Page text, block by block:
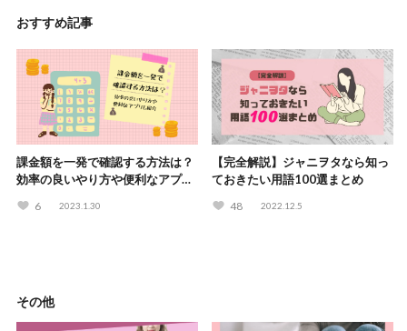
おすすめ記事
課金額を一発で確認する方法は？
効率の良いやり方や便利なアプリ
6 2023.1.30
【完全解説】ジャニヲタなら知っ
ておきたい用語100選まとめ
48 2022.12.5
その他